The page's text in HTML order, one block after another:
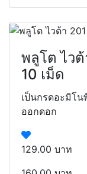
พลูโต ไว
10 เม็ด
เป็นกรดอะมิโน
ออกดอก
129.00 บาท